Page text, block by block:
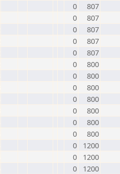
0
807
0
807
0
807
0
807
0
807
0
800
0
800
0
800
0
800
0
800
0
800
0
800
0
1200
0
1200
0
1200